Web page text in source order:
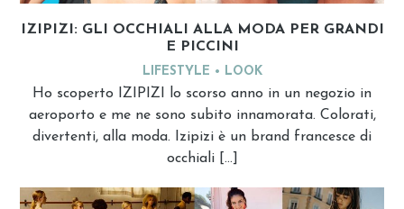
IZIPIZI: GLI OCCHIALI ALLA MODA PER GRANDI
E PICCINI
LIFESTYLE LOOK
Ho scoperto IZIPIZI lo scorso anno in un negozio in
aeroporto e me ne sono subito innamorata. Colorati,
divertenti, alla moda. Izipizi è un brand francesce di
occhiali […]